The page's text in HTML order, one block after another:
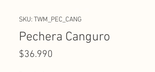
SKU: TWM_PEC_CANG
Pechera Canguro
$36.990